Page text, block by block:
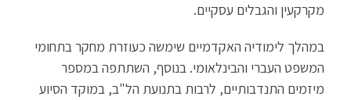
מקרקעין והגבלים עסקיים.
במהלך לימודיה האקדמיים שימשה כעוזרת מחקר בתחומי
המשפט העברי והבינלאומי. בנוסף, השתתפה במספר
מיזמים התנדבותיים, לרבות בתנועת הל"ב, במוקד הסיוע